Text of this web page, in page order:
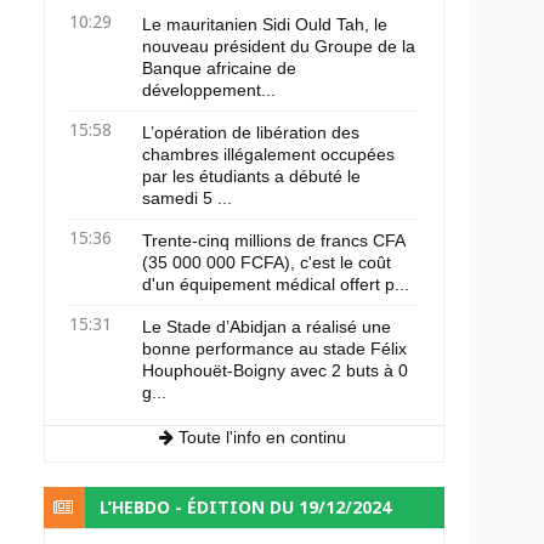
10:29
Le mauritanien Sidi Ould Tah, le
nouveau président du Groupe de la
Banque africaine de
développement...
15:58
L’opération de libération des
chambres illégalement occupées
par les étudiants a débuté le
samedi 5 ...
15:36
Trente-cinq millions de francs CFA
(35 000 000 FCFA), c'est le coût
d'un équipement médical offert p...
15:31
Le Stade d’Abidjan a réalisé une
bonne performance au stade Félix
Houphouët-Boigny avec 2 buts à 0
g...
Toute l'info en continu
L’HEBDO - ÉDITION DU 19/12/2024